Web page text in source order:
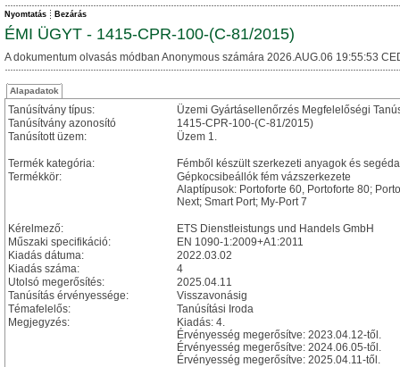
Nyomtatás Bezárás
ÉMI ÜGYT - 1415-CPR-100-(C-81/2015)
A dokumentum olvasás módban Anonymous számára 2026.AUG.06 19:55:53
Alapadatok
Tanúsítvány típus:
Üzemi Gyártásellenőrzés Megfelelőségi
Tanúsítvány azonosító
1415-CPR-100-(C-81/2015)
Tanúsított üzem:
Üzem 1.
Termék kategória:
Fémből készült szerkezeti anyagok és
Termékkör:
Gépkocsibeállók fém vázszerkezete
Alaptípusok: Portoforte 60, Portoforte 80;
Next; Smart Port; My-Port 7
Kérelmező:
ETS Dienstleistungs und Handels GmbH
Műszaki specifikáció:
EN 1090-1:2009+A1:2011
Kiadás dátuma:
2022.03.02
Kiadás száma:
4
Utolsó megerősítés:
2025.04.11
Tanúsítás érvényessége:
Visszavonásig
Témafelelős:
Tanúsítási Iroda
Megjegyzés:
Kiadás: 4.
Érvényesség megerősítve: 2023.04.12-től.
Érvényesség megerősítve: 2024.06.05-től.
Érvényesség megerősítve: 2025.04.11-től.